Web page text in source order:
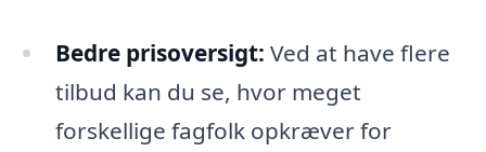
Bedre prisoversigt: Ved at have flere
tilbud kan du se, hvor meget
forskellige fagfolk opkræver for